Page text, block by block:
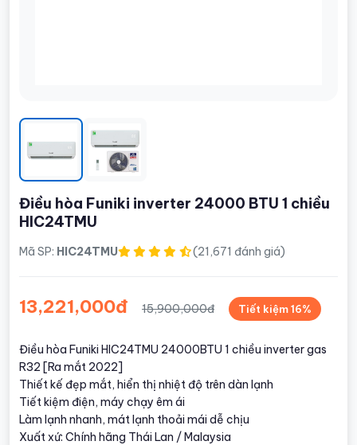
Điều hòa Funiki inverter 24000 BTU 1 chiều
HIC24TMU
Mã SP: HIC24TMU (21,671 đánh giá)
13,221,000đ 15,900,000đ Tiết kiệm 16%
Điều hòa Funiki HIC24TMU 24000BTU 1 chiều inverter gas
R32 [Ra mắt 2022]
Thiết kế đẹp mắt, hiển thị nhiệt độ trên dàn lạnh
Tiết kiệm điện, máy chạy êm ái
Làm lạnh nhanh, mát lạnh thoải mái dễ chịu
Xuất xứ: Chính hãng Thái Lan / Malaysia